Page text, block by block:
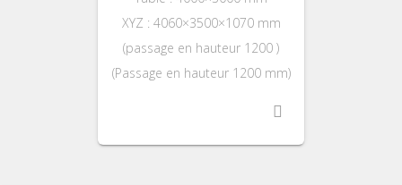
XYZ : 4060×3500×1070 mm
(passage en hauteur 1200 )
(Passage en hauteur 1200 mm)